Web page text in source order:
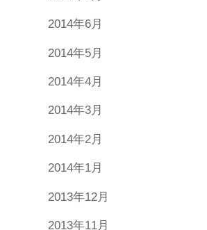
2014年6月
2014年5月
2014年4月
2014年3月
2014年2月
2014年1月
2013年12月
2013年11月